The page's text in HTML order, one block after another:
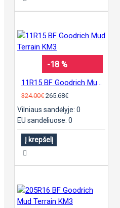
-18 %
324.00€ 265.68€
Vilniaus sandėlyje: 0
EU sandėliuose: 0
Į krepšelį